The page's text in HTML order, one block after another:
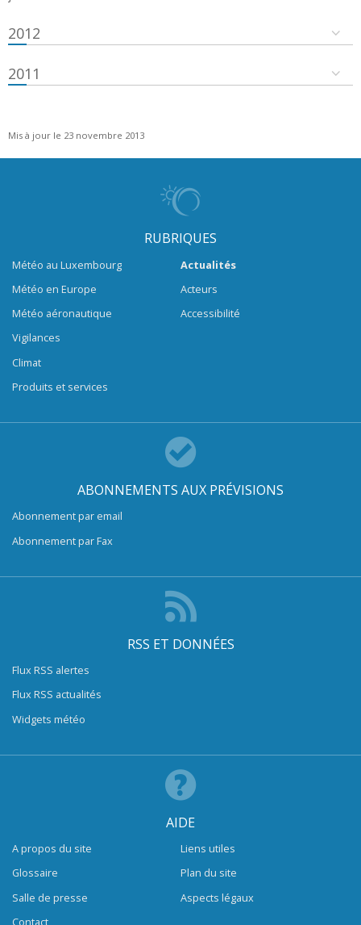
2012
2011
Mis à jour le 23 novembre 2013
RUBRIQUES
Météo au Luxembourg
Météo en Europe
Météo aéronautique
Vigilances
Climat
Produits et services
Actualités
Acteurs
Accessibilité
ABONNEMENTS AUX PRÉVISIONS
Abonnement par email
Abonnement par Fax
RSS ET DONNÉES
Flux RSS alertes
Flux RSS actualités
Widgets météo
AIDE
A propos du site
Glossaire
Salle de presse
Contact
Liens utiles
Plan du site
Aspects légaux